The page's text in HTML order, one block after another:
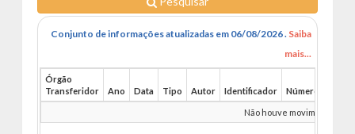
Conjunto de informações atualizadas em 06/08/2026 . Saiba
mais...
Órgão
Transferidor
Ano Data Tipo Autor Identificador Número
Não houve